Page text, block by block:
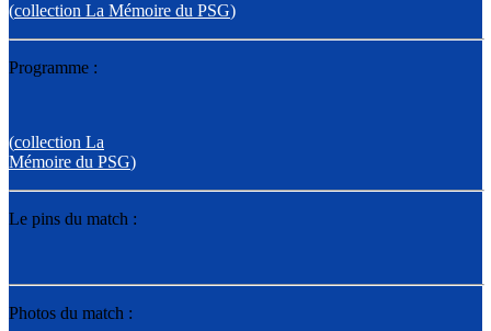
(collection La Mémoire du PSG)
Programme :
(collection La
Mémoire du PSG)
Le pins du match :
Photos du match :